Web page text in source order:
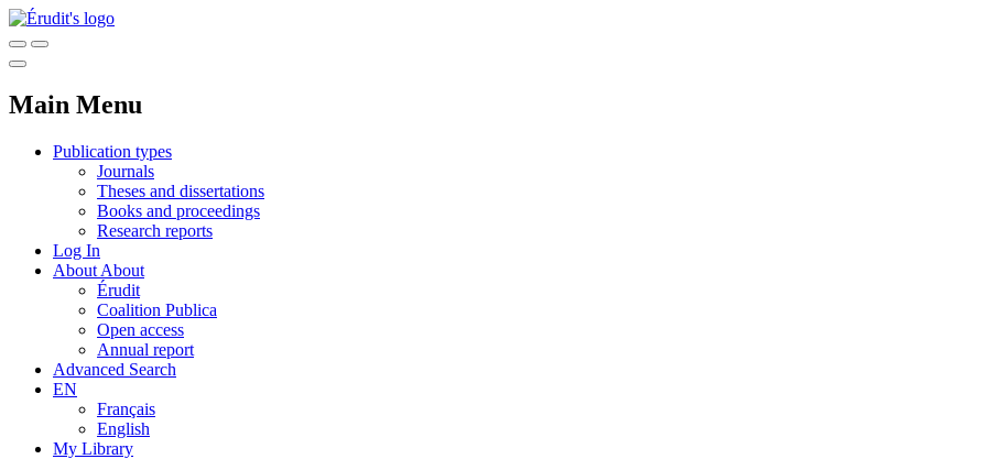
Main Menu
Publication types
Journals
Theses and dissertations
Books and proceedings
Research reports
Log In
About About
Érudit
Coalition Publica
Open access
Annual report
Advanced Search
EN
Français
English
My Library